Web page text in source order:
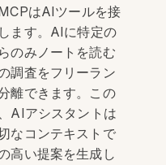
はAIツールを接
ます。AIに特定の
のみノートを読む
調査をフリーラン
離できます。この
AIアシスタントは
なコンテキストで
高い提案を生成し